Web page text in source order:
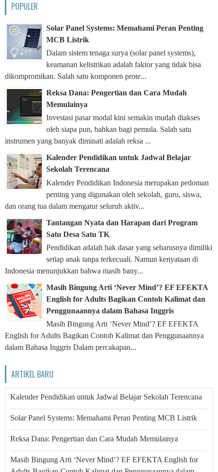
POPULER
Solar Panel Systems: Memahami Peran Penting
MCB Listrik
Dalam sistem tenaga surya (solar panel systems),
keamanan kelistrikan adalah faktor yang tidak bisa
dikompromikan. Salah satu komponen prote...
Reksa Dana: Pengertian dan Cara Mudah
Memulainya
Investasi pasar modal kini semakin mudah diakses
oleh siapa pun, bahkan bagi pemula. Salah satu
instrumen yang banyak diminati adalah reksa ...
Kalender Pendidikan untuk Jadwal Belajar
Sekolah Terencana
Kalender Pendidikan Indonesia merupakan pedoman
penting yang digunakan oleh sekolah, guru, siswa,
dan orang tua dalam mengatur seluruh aktiv...
Tantangan Nyata dan Harapan dari Program
Satu Desa Satu TK
Pendidikan adalah hak dasar yang seharusnya dimiliki
setiap anak tanpa terkecuali. Namun kenyataan di
Indonesia menunjukkan bahwa masih bany...
Masih Bingung Arti ‘Never Mind’? EF EFEKTA
English for Adults Bagikan Contoh Kalimat dan
Penggunaannya dalam Bahasa Inggris
Masih Bingung Arti ‘Never Mind’? EF EFEKTA
English for Adults Bagikan Contoh Kalimat dan Penggunaannya
dalam Bahasa Inggris Dalam percakapan...
ARTIKEL BARU
Kalender Pendidikan untuk Jadwal Belajar Sekolah Terencana
Solar Panel Systems: Memahami Peran Penting MCB Listrik
Reksa Dana: Pengertian dan Cara Mudah Memulainya
Masih Bingung Arti ‘Never Mind’? EF EFEKTA English for